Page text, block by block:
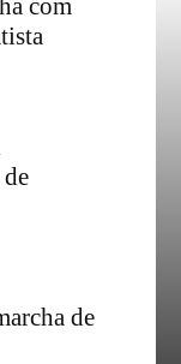
com
de